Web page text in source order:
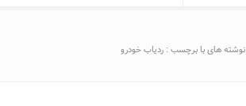
نوشته های با برچسب : ردیاب خودرو